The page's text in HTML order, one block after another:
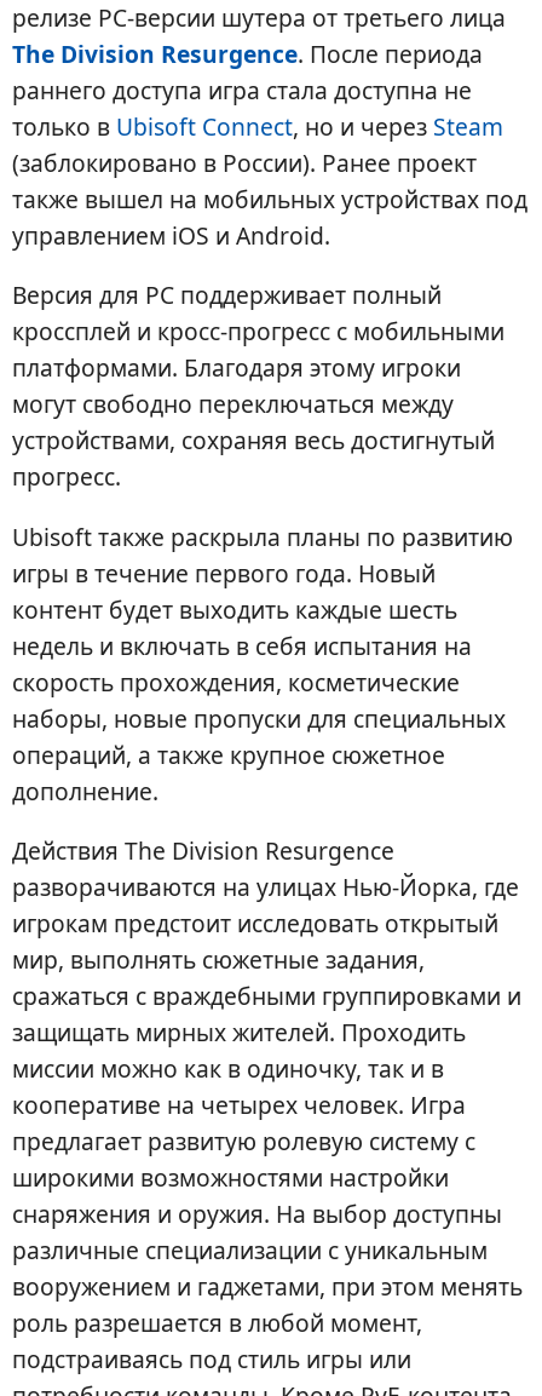
релизе PC-версии шутера от третьего лица
The Division Resurgence. После периода
раннего доступа игра стала доступна не
только в Ubisoft Connect, но и через Steam
(заблокировано в России). Ранее проект
также вышел на мобильных устройствах под
управлением iOS и Android.
Версия для PC поддерживает полный
кроссплей и кросс-прогресс с мобильными
платформами. Благодаря этому игроки
могут свободно переключаться между
устройствами, сохраняя весь достигнутый
прогресс.
Ubisoft также раскрыла планы по развитию
игры в течение первого года. Новый
контент будет выходить каждые шесть
недель и включать в себя испытания на
скорость прохождения, косметические
наборы, новые пропуски для специальных
операций, а также крупное сюжетное
дополнение.
Действия The Division Resurgence
разворачиваются на улицах Нью-Йорка, где
игрокам предстоит исследовать открытый
мир, выполнять сюжетные задания,
сражаться с враждебными группировками и
защищать мирных жителей. Проходить
миссии можно как в одиночку, так и в
кооперативе на четырех человек. Игра
предлагает развитую ролевую систему с
широкими возможностями настройки
снаряжения и оружия. На выбор доступны
различные специализации с уникальным
вооружением и гаджетами, при этом менять
роль разрешается в любой момент,
подстраиваясь под стиль игры или